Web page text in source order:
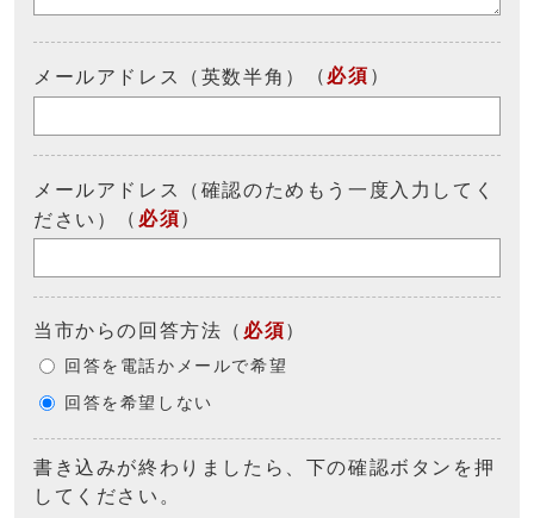
メールアドレス（英数半角） （ 必須 ）
メールアドレス（確認のためもう一度入力してく
ださい）
（ 必須）
当市からの回答方法 （ 必須）
回答を電話かメールで希望
回答を希望しない
書き込みが終わりましたら、下の確認ボタンを押
してください。